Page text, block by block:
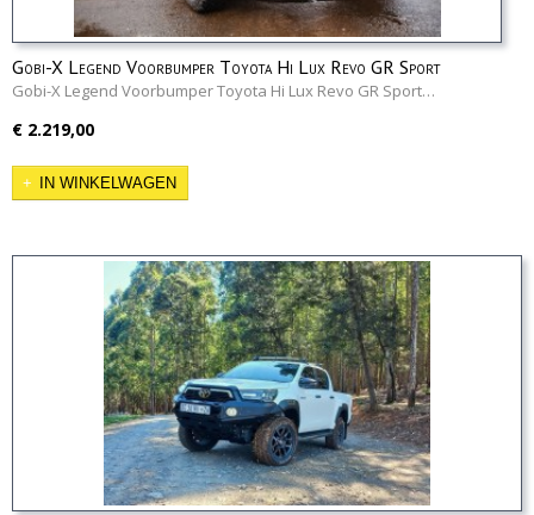
Gobi-X Legend Voorbumper Toyota Hi Lux Revo GR Sport
Gobi-X Legend Voorbumper Toyota Hi Lux Revo GR Sport…
€ 2.219,00
IN WINKELWAGEN